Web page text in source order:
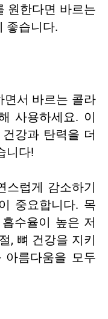
원한다면 바르는
좋습니다.
면서 바르는 콜라
사용하세요. 이
강과 탄력을 더
니다!
럽게 감소하기
중요합니다. 목
수율이 높은 저
, 뼈 건강을 지키
아름다움을 모두